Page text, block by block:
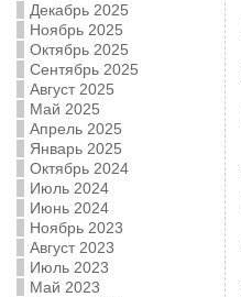
Декабрь 2025
Ноябрь 2025
Октябрь 2025
Сентябрь 2025
Август 2025
Май 2025
Апрель 2025
Январь 2025
Октябрь 2024
Июль 2024
Июнь 2024
Ноябрь 2023
Август 2023
Июль 2023
Май 2023